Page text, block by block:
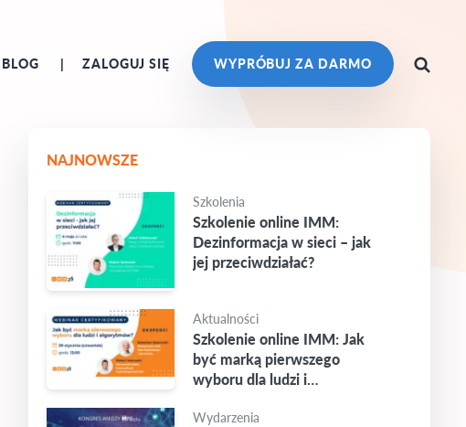
BLOG ZALOGUJ SIĘ WYPRÓBUJ ZA DARMO
NAJNOWSZE
Szkolenia
Szkolenie online IMM:
Dezinformacja w sieci – jak
jej przeciwdziałać?
Aktualności
Szkolenie online IMM: Jak
być marką pierwszego
wyboru dla ludzi i
Wydarzenia